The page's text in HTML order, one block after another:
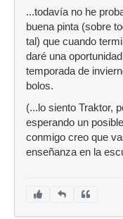
...todavía no he
buena pinta (sobre
tal) que cuando
daré una
temporada de
bolos.
(...lo siento Traktor,
esperando un
conmigo creo que
enseñanza en la